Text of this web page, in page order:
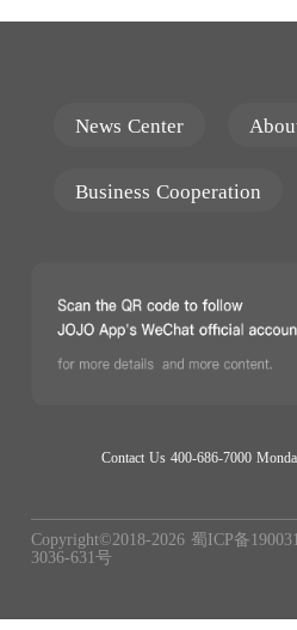
News Center
Business Cooperation
Contact Us 400-686-7000
Copyright©2018-2026 蜀ICP备
3036-631号